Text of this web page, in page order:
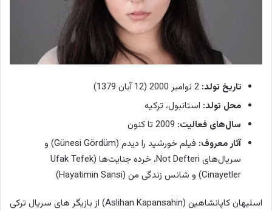
تاریخ تولد:
محل تولد: استانبول، ترکیه
سال‌های فعالیت:
آثار معروف:
فیلم خورشید را دیدم (Günesi Gördüm) و
سریال‌های Not Defteri، خرده جنایت‌ها (Ufak Tefek
Cinayetler) و شانس زندگی من (Hayatimin Sansi)
اسلیهان کاپانشاهین (Aslihan Kapansahin) از بازیگر های سریال ترکی